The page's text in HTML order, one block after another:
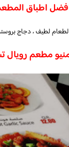
اطباق
لطيف ، دجاج
مطعم رويال